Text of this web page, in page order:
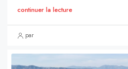
continuer la lecture
par